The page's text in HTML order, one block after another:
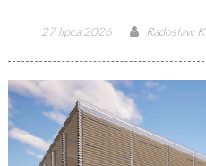
Posted
27 lipca 2026 Author
Radosław